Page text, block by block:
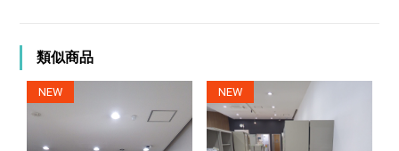
類似商品
NEW NEW